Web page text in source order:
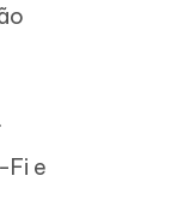
Fi e